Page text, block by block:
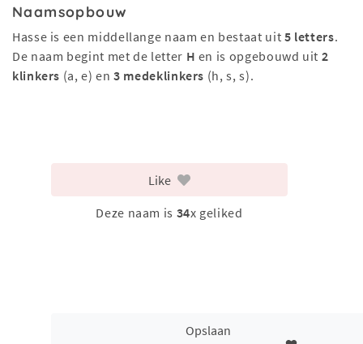
Naamsopbouw
Hasse is een middellange naam en bestaat uit 5 letters.
De naam begint met de letter H en is opgebouwd uit 2
klinkers (a, e) en3 medeklinkers (h, s, s).
Like
Deze naam is 34x geliked
Opslaan